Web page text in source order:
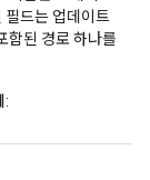
드는 업데이트
함된 경로 하나를
: